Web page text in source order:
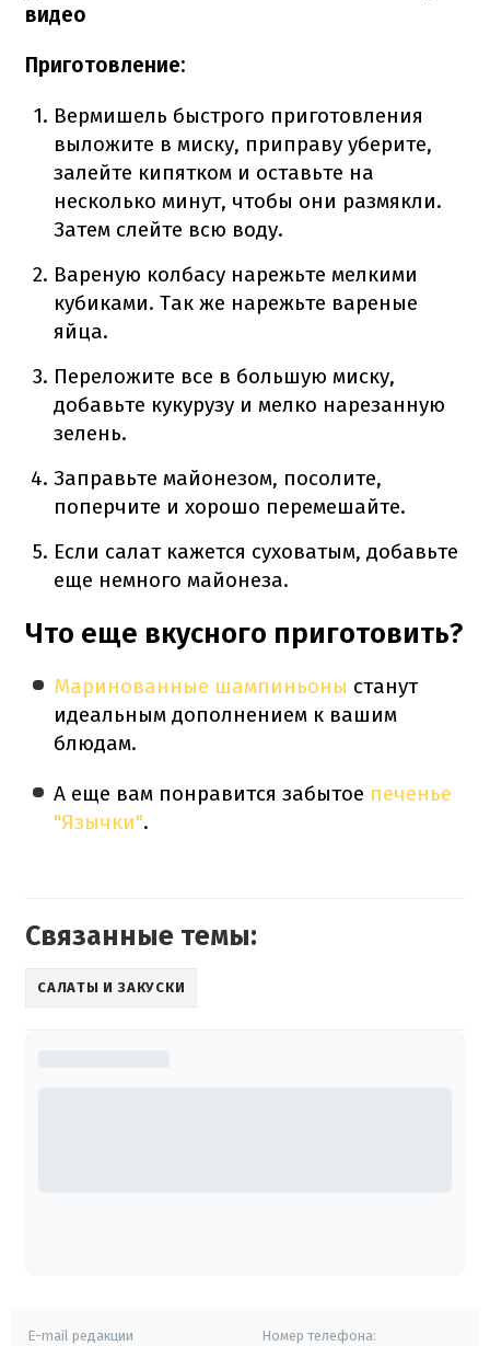
видео
Приготовление:
Вермишель быстрого приготовления
выложите в миску, приправу уберите,
залейте кипятком и оставьте на
несколько минут, чтобы они размякли.
Затем слейте всю воду.
Вареную колбасу нарежьте мелкими
кубиками. Так же нарежьте вареные
яйца.
Переложите все в большую миску,
добавьте кукурузу и мелко нарезанную
зелень.
Заправьте майонезом, посолите,
поперчите и хорошо перемешайте.
Если салат кажется суховатым, добавьте
еще немного майонеза.
Что еще вкусного приготовить?
Маринованные шампиньоны станут
идеальным дополнением к вашим
блюдам.
А еще вам понравится забытое печенье
"Язычки".
Связанные темы:
САЛАТЫ И ЗАКУСКИ
E-mail редакции Номер телефона: